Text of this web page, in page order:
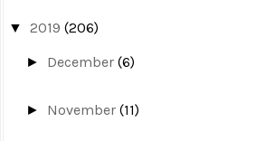
▼ 2019 (206)
► December(6)
► November(11)